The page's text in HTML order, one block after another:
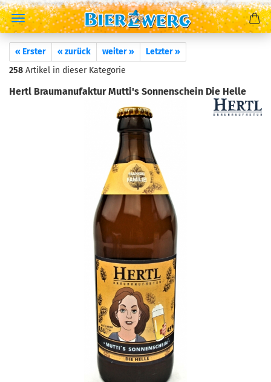
« Erster « zurück weiter »
Letzter »
258 Artikel in dieser Kategorie
Hertl Braumanufaktur Mutti's Sonnenschein Die Helle